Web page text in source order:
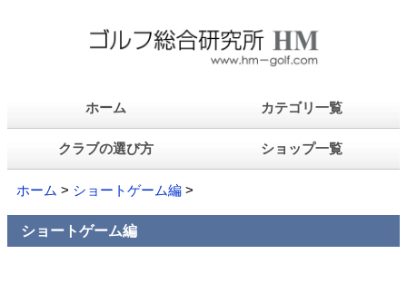
ホーム カテゴリ一覧
クラブの選び方 ショップ一覧
ホーム > ショートゲーム編 >
ショートゲーム編